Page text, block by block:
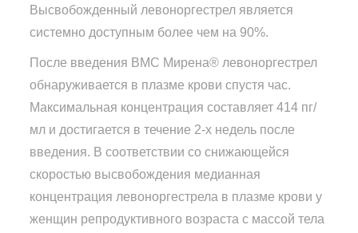
Высвобожденный левоноргестрел является
системно доступным более чем на 90%.
После введения ВМС Мирена® левоноргестрел
обнаруживается в плазме крови спустя час.
Максимальная концентрация составляет 414 пг/
мл и достигается в течение 2-х недель после
введения. В соответствии со снижающейся
скоростью высвобождения медианная
концентрация левоноргестрела в плазме крови у
женщин репродуктивного возраста с массой тела